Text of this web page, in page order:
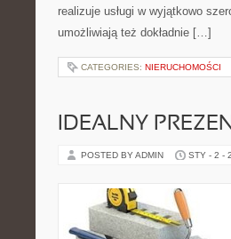
realizuje usługi w wyjątkowo
umożliwiają też dokładnie […]
CATEGORIES: NIERUCHOMOŚCI
IDEALNY
POSTED BY ADMIN STY - 2 -